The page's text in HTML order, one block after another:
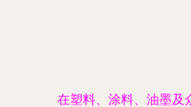
在塑料、涂料、油墨及